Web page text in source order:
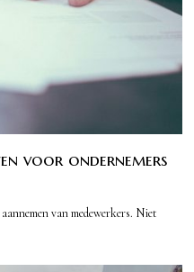
voor ondernemers
van medewerkers. Niet